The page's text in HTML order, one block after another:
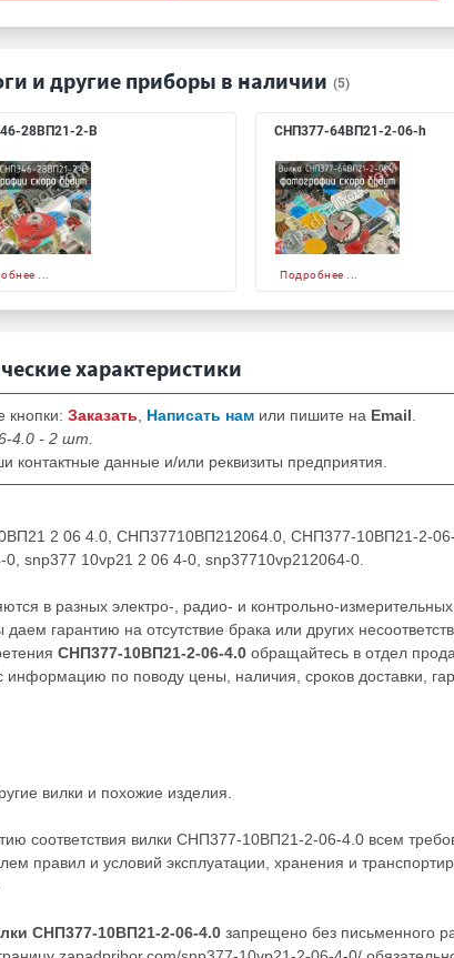
и другие приборы в наличии (5)
28ВП21-2-В
...
СНП377-64ВП21-2-06-h
Подробнее ...
характеристики
кнопки: Заказать Написать нам или пишите на Email
4.0 - 2 шт.
контактные данные и/или реквизиты предприятия.
2 06 4.0, СНП37710ВП212064.0, СНП377-10ВП21-2-
snp377 10vp21 2 06 4-0, snp37710vp212064-0.
в разных электро-, радио- и контрольно-измерительных
гарантию на отсутствие брака или других
СНП377-10ВП21-2-06-4.0 обращайтесь в отдел
по поводу цены, наличия, сроков доставки,
вилки и похожие изделия.
соответствия вилки СНП377-10ВП21-2-06-4.0 всем
правил и условий эксплуатации, хранения и
СНП377-10ВП21-2-06-4.0 запрещено без письменного